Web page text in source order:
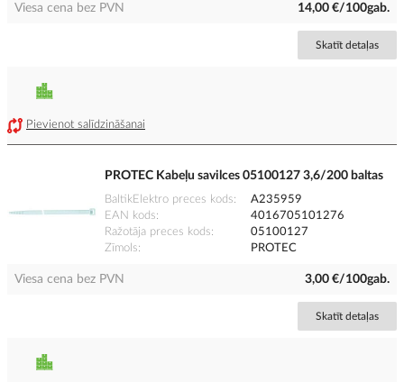
Viesa cena bez PVN 14,00 €/100gab.
Skatīt detaļas
Pievienot salīdzināšanai
PROTEC Kabeļu savilces 05100127 3,6/200 baltas
BaltikElektro preces kods
A235959
EAN kods
4016705101276
Ražotāja preces kods
05100127
Zīmols
PROTEC
Viesa cena bez PVN 3,00 €/100gab.
Skatīt detaļas